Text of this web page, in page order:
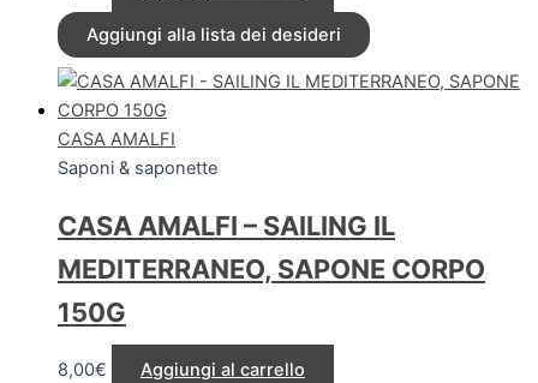
Aggiungi alla lista dei desideri
CASA AMALFI
Saponi & saponette
CASA AMALFI – SAILING IL
MEDITERRANEO, SAPONE CORPO
150G
8,00€ Aggiungi al carrello